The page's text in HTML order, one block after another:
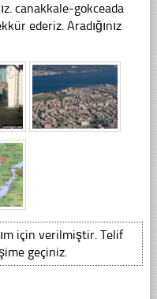
canakkale-gokceada
ederiz. Aradığınız
için verilmiştir. Telif
geçiniz.